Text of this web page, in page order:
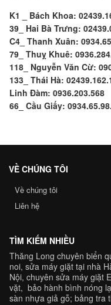
K1 _ Bách Khoa:
39_ Hai Bà Trưng:
C4_ Thanh Xuân:
79_ Thuỵ Khuê:
118_ Nguyễn Văn Cừ:
133_ Thái Hà:
Linh Đàm: 0936.203.568
66_ Cầu Giấy:
VỀ CHÚNG TÔI
Về chúng tôi
Liên hệ
TÌM KIẾM NHIỀU
Thăng Long chuyên biển
noi, sửa máy giặt tại nhà
Nội, chuyên sửa máy giặt
vặt, bảo hành bình nóng
sàn nhựa giả gỗ; bảng tra